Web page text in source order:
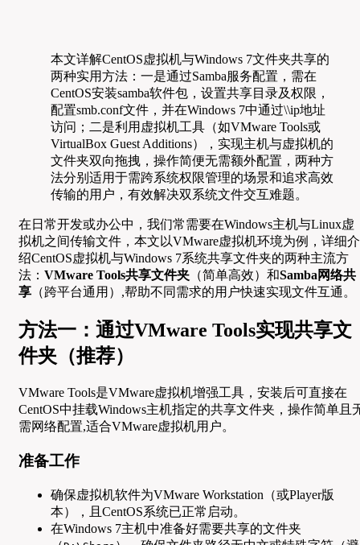
本文详解CentOS虚拟机与Windows 7文件夹共享的
两种实用方法：一是通过Samba服务配置，需在
CentOS安装samba软件包，设置共享目录及权限，
配置smb.conf文件，并在Windows 7中通过\\ip地址
访问；二是利用虚拟机工具（如VMware Tools或
VirtualBox Guest Additions），实现主机与虚拟机的
文件夹双向拖拽，操作简便无需额外配置，两种方
法分别适用于需跨系统权限管理的场景和追求高效
传输的用户，有效解决双系统文件交互难题。
在日常开发或办公中，我们常需要在Windows主机与Linux虚
拟机之间传输文件，本文以VMware虚拟机环境为例，详细介
绍CentOS虚拟机与Windows 7系统共享文件夹的两种主流方
法： VMware Tools共享文件夹 （简单高效）和Samba网络共
享 （跨平台通用）,帮助不同需求的用户快速实现文件互通。
方法一：通过VMware Tools实现共享文
件夹（推荐）
VMware Tools是VMware虚拟机增强工具，安装后可直接在
CentOS中挂载Windows主机指定的共享文件夹，操作简单且
需网络配置,适合VMware虚拟机用户。
准备工作
确保虚拟机软件为VMware Workstation（或Player版
本），且CentOS系统已正常启动。
在Windows 7主机中准备好需要共享的文件夹